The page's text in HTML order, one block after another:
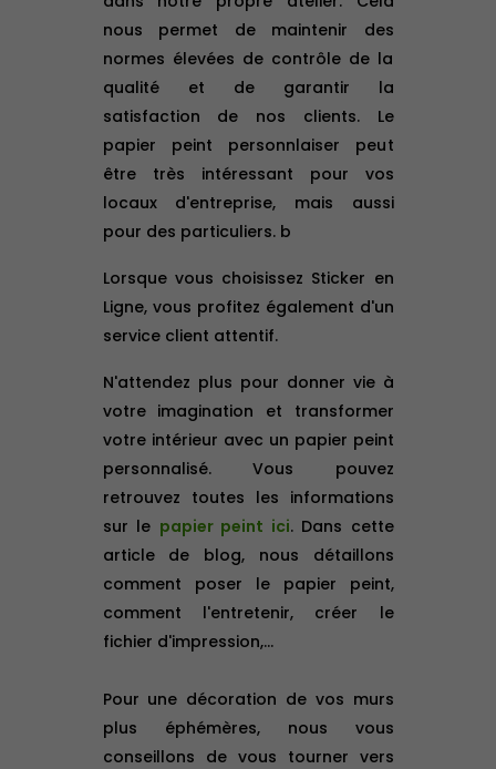
nous permet de maintenir des
normes élevées de contrôle de la
qualité et de garantir la
satisfaction de nos clients. Le
papier peint personnlaiser peut
être très intéressant pour vos
locaux d'entreprise, mais aussi
pour des particuliers. b
Lorsque vous choisissez Sticker en
Ligne, vous profitez également d'un
service client attentif.
N'attendez plus pour donner vie à
votre imagination et transformer
votre intérieur avec un papier peint
personnalisé. Vous pouvez
retrouvez toutes les informations
sur le papier peint ici. Dans cette
article de blog, nous détaillons
comment poser le papier peint,
comment l'entretenir, créer le
fichier d'impression,...
Pour une décoration de vos murs
plus éphémères, nous vous
conseillons de vous tourner vers